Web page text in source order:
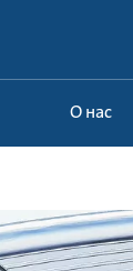
О нас